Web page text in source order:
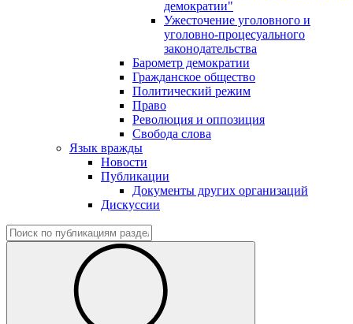
демократии"
Ужесточение уголовного и
уголовно-процесуального
законодательства
Барометр демократии
Гражданское общество
Политический режим
Право
Революция и оппозиция
Свобода слова
Язык вражды
Новости
Публикации
Документы других организаций
Дискуссии